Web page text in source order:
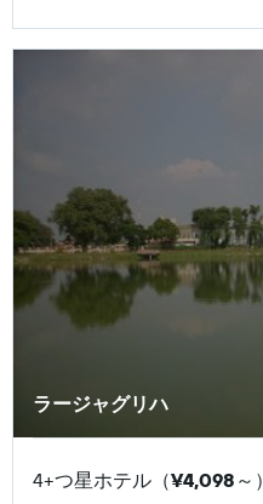
ラージャグリハ
4+つ星ホテル（¥4,098 ​～）